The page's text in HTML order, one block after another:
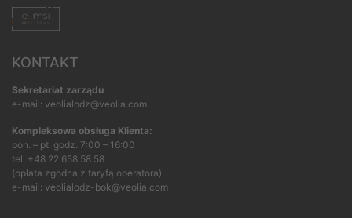
KONTAKT
Sekretariat zarządu
e-mail: veolialodz@veolia.com
Kompleksowa obsługa Klienta:
pon. – pt. godz. 7:00 – 16:00
tel. +48 22 658 58 58
(opłata zgodna z taryfą operatora)
e-mail: veolialodz-bok@veolia.com